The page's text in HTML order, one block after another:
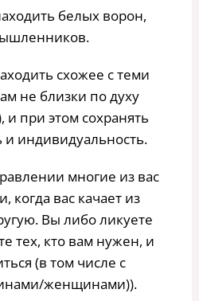
белых ворон,
схожее с теми
не близки по духу
при этом сохранять
и индивидуальность.
многие из вас
когда вас качает из
Вы либо ликуете
тех, кто вам нужен, и
(в том числе с
женщинами)).